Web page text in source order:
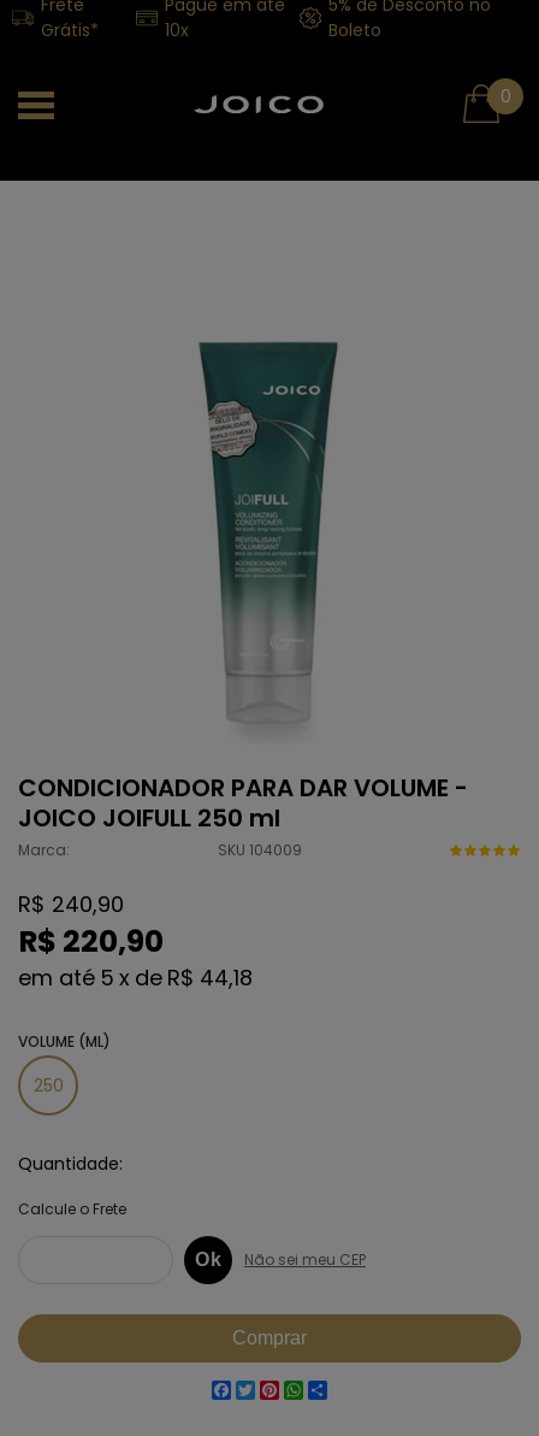
Frete
Grátis*
Pague em até
10x
5% de Desconto no
Boleto
0
CONDICIONADOR PARA DAR VOLUME -
JOICO JOIFULL 250 ml
Marca: SKU 104009
R$ 240,90
R$ 220,90
5 x de R$ 44,18
VOLUME (ML)
250
Quantidade
Facebook
Twitter
Pinterest
WhatsApp